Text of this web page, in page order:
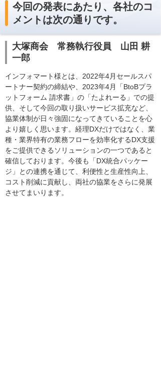
今回の発表にあたり、各社のコ
メントは次の通りです。
大塚商会 常務執行役員 山田 耕
一郎
インフォマート様とは、2022年4月セールスパ
ートナー契約の締結や、2023年4月「BtoBプラ
ットフォーム 請求書」の「たよれーる」での提
供、そして今回の取り扱いサービス拡充など、
協業体制が日々強固になってきていることを心
より嬉しく思います。経理DXだけではなく、業
種・業界特有の業務フローを効率化するDX支援
をご提供できるソリューションの一つであると
確信しております。今後も「DX統合パッケー
ジ」との連携を通じて、利便性と生産性向上、
コスト削減に貢献し、両社の協業をさらに発展
させてまいります。